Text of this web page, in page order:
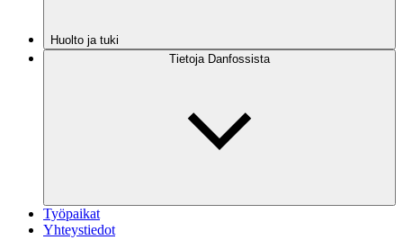
Huolto ja tuki
Tietoja Danfossista
Työpaikat
Yhteystiedot